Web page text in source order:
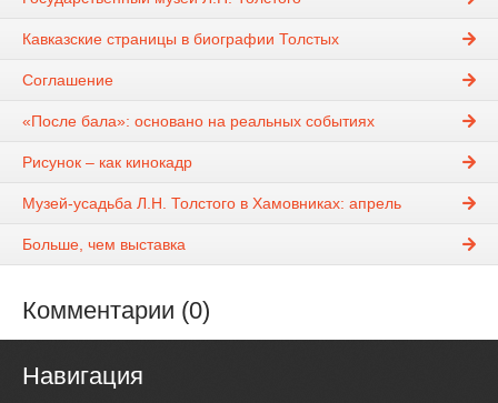
Кавказские страницы в биографии Толстых
Соглашение
«После бала»: основано на реальных событиях
Рисунок – как кинокадр
Музей-усадьба Л.Н. Толстого в Хамовниках: апрель
Больше, чем выставка
Комментарии (0)
Навигация